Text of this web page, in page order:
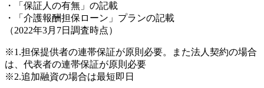
・「保証人の有無」の記載
・「介護報酬担保ローン」プランの記載
（2022年3月7日調査時点）
※1.担保提供者の連帯保証が原則必要。また法人契約の場合
は、代表者の連帯保証が原則必要
※2.追加融資の場合は最短即日